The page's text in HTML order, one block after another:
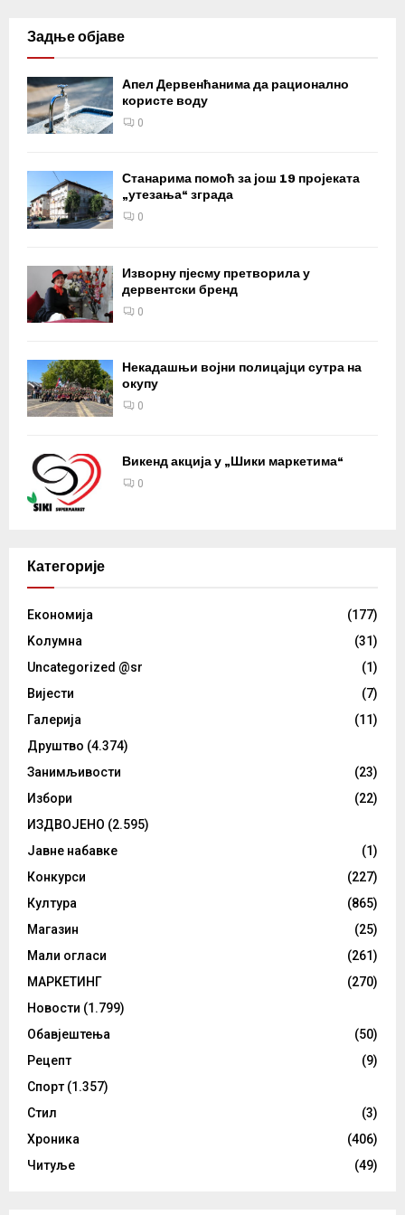
Задње објаве
Апел Дервенћанима да рационално
користе воду
0
Станарима помоћ за још 19 пројеката
„утезања“ зграда
0
Изворну пјесму претворила у
дервентски бренд
0
Некадашњи војни полицајци сутра на
окупу
0
Викенд акција у „Шики маркетима“
0
Категорије
Eкономија
(177)
Kолумнa
(31)
Uncategorized @sr
(1)
Вијести
(7)
Галерија
(11)
Друштво (4.374)
Занимљивости
(23)
Избори
(22)
ИЗДВОЈЕНО (2.595)
Јавне набавке
(1)
Конкурси
(227)
Култура
(865)
Магазин
(25)
Мали огласи
(261)
МАРКЕТИНГ
(270)
Новости (1.799)
Обавјештења
(50)
Рецепт
(9)
Спорт (1.357)
Стил
(3)
Хроника
(406)
Читуље
(49)